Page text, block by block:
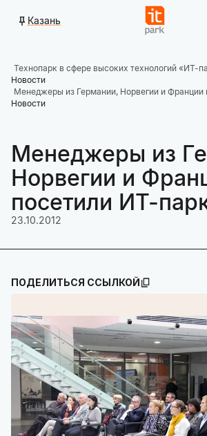
Казань
Технопарк в сфере высоких технологий «ИТ-
Новости
Менеджеры из Германии, Норвегии и Франции
Новости
Менеджеры из
Норвегии и
посетили ИТ-
23.10.2012
ПОДЕЛИТЬСЯ ССЫЛКОЙ